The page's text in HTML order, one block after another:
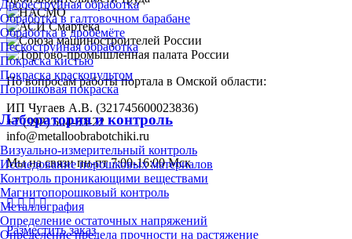
Дробеструйная обработка
Обработка в галтовочном барабане
Обработка в дробемёте
Пескоструйная обработка
Покраска кистью
Покраска краскопультом
Порошковая покраска
Лаборатория и контроль
Визуально-измерительный контроль
Исследование порошковых материалов
Контроль проникающими веществами
Магнитопорошковый контроль
Металлография
Определение остаточных напряжений
Определение предела прочности на растяжение
По вопросам работы портала в Омской области:
ИП Чугаев А.В. (321745600023836)
+7 (992) 504-53-22
info@metalloobrabotchiki.ru
Мы на связи пн-пт 7:00-16:00 Мск
Разместить заказ